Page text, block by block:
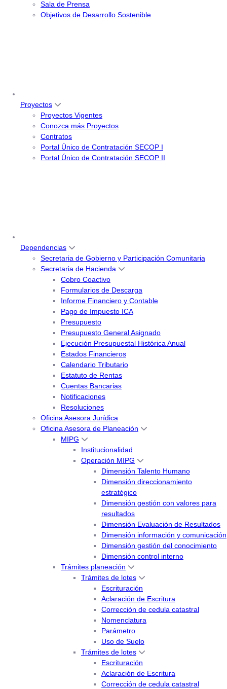
Sala de Prensa
Objetivos de Desarrollo Sostenible
Proyectos
Proyectos Vigentes
Conozca más Proyectos
Contratos
Portal Único de Contratación SECOP I
Portal Único de Contratación SECOP II
Dependencias
Secretaria de Gobierno y Participación Comunitaria
Secretaria de Hacienda
Cobro Coactivo
Formularios de Descarga
Informe Financiero y Contable
Pago de Impuesto ICA
Presupuesto
Presupuesto General Asignado
Ejecución Presupuestal Histórica Anual
Estados Financieros
Calendario Tributario
Estatuto de Rentas
Cuentas Bancarias
Notificaciones
Resoluciones
Oficina Asesora Jurídica
Oficina Asesora de Planeación
MIPG
Institucionalidad
Operación MIPG
Dimensión Talento Humano
Dimensión direccionamiento
estratégico
Dimensión gestión con valores para
resultados
Dimensión Evaluación de Resultados
Dimensión información y comunicación
Dimensión gestión del conocimiento
Dimensión control interno
Trámites planeación
Trámites de lotes
Escrituración
Aclaración de Escritura
Corrección de cedula catastral
Nomenclatura
Parámetro
Uso de Suelo
Trámites de lotes
Escrituración
Aclaración de Escritura
Corrección de cedula catastral